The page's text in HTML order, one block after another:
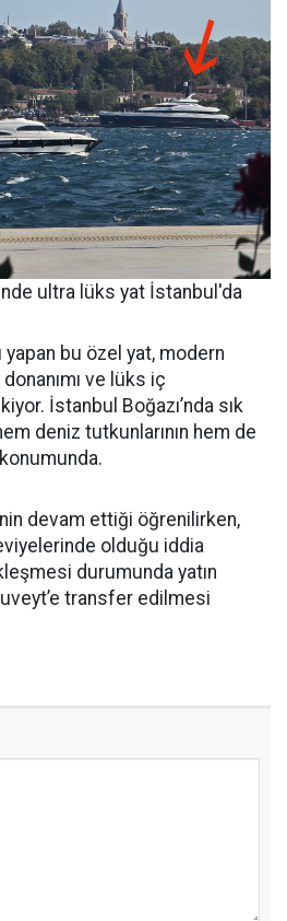
ultra lüks yat İstanbul'da
yapan bu özel yat, modern
ve lüks iç
İstanbul Boğazı’nda sık
deniz tutkunlarının hem de
devam ettiği öğrenilirken,
olduğu iddia
durumunda yatın
transfer edilmesi